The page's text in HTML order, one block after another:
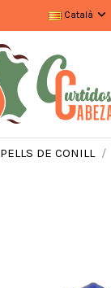
Català
PELLS DE CONILL